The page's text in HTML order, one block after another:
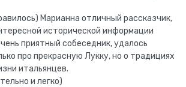
Марианна отличный рассказчик,
исторической информации
приятный собеседник, удалось
про прекрасную Лукку, но о традициях
итальянцев.
и легко)